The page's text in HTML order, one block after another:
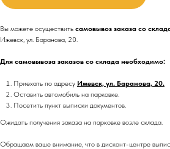
Вы можете осуществить самовывоз заказа со
Ижевск, ул. Баранова, 20.
Для самовывоза заказов со склада необходимо:
Приехать по адресу Ижевск, ул. Баранова, 20.
Оставить автомобиль на парковке.
Посетить пункт выписки документов.
Ожидать получения заказа на парковке возле склада.
Обращаем ваше внимание, что в дисконт-центре